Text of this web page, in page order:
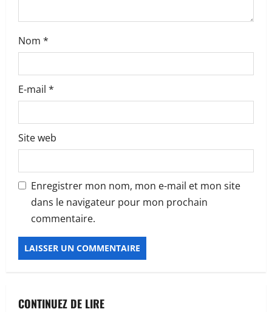
Nom *
E-mail *
Site web
Enregistrer mon nom, mon e-mail et mon site
dans le navigateur pour mon prochain
commentaire.
CONTINUEZ DE LIRE